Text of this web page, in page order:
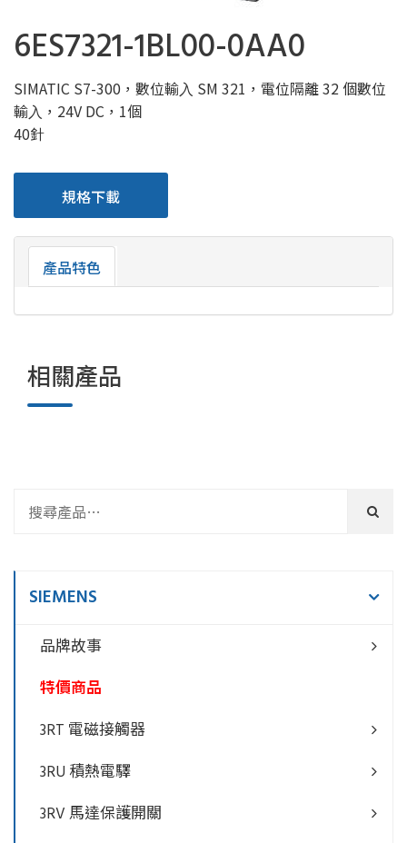
6ES7321-1BL00-0AA0
SIMATIC S7-300，數位輸⼊ SM 321，電位隔離 32 個數位
輸⼊，24V DC，1個
40針
規格下載
產品特色
相關產品
SIEMENS
品牌故事
特價商品
3RT 電磁接觸器
3RU 積熱電驛
3RV 馬達保護開關